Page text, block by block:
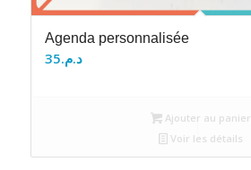
Agenda personnalisée
د.م.35
Ajouter au panier
Voir les détails